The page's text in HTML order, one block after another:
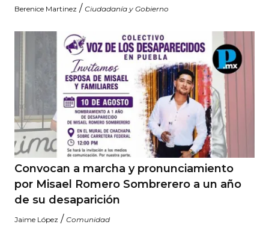
Berenice Martinez / Ciudadanía y Gobierno
Convocan a marcha y pronunciamiento
por Misael Romero Sombrerero a un año
de su desaparición
Jaime López / Comunidad